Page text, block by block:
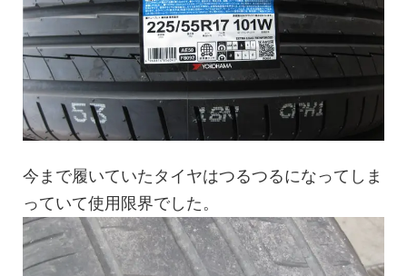
今まで履いていたタイヤはつるつるになってしま
っていて使用限界でした。